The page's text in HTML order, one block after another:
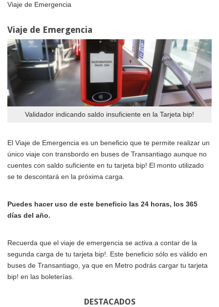
Viaje de Emergencia
Viaje de Emergencia
Validador indicando saldo insuficiente en la Tarjeta bip!
El Viaje de Emergencia es un beneficio que te permite realizar un
único viaje con transbordo en buses de Transantiago aunque no
cuentes con saldo suficiente en tu tarjeta bip! El monto utilizado
se te descontará en la próxima carga.
Puedes hacer uso de este beneficio las 24 horas, los 365
días del año.
Recuerda que el viaje de emergencia se activa a contar de la
segunda carga de tu tarjeta bip!. Este beneficio sólo es válido en
buses de Transantiago, ya que en Metro podrás cargar tu tarjeta
bip! en las boleterías.
DESTACADOS